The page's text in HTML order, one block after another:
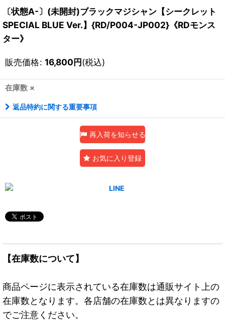
〔状態A-〕(未開封)ブラックマジシャン【シークレット
SPECIAL BLUE Ver.】{RD/P004-JP002}《RDモンス
ター》
販売価格: 16,800円(税込)
在庫数 ×
返品特約に関する重要事項
再入荷を知らせる
お気に入り登録
【在庫数について】
商品ページに表示されている在庫数は通販サイト上の
在庫数となります。各店舗の在庫数とは異なりますの
でご注意ください。